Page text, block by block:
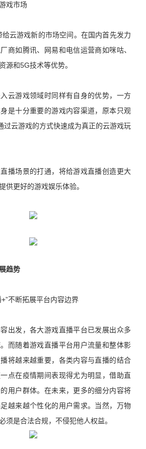
戏市场
云游戏新的市场空间。在国内首先发力
商如腾讯、网易和电信运营商如咪咕、
源和5G技术等优势。
云游戏领域时同样有自身的优势，一方
是十分重要的游戏内容渠道，原本只观
过云游戏的方式快速成为真正的云游戏玩
播场景的打通，将给游戏直播创造更大
供更好的游戏娱乐体验。
趋势
不断拓展平台内容边界
出发，各大游戏直播平台已发展出众多
而随着游戏直播平台用户流量和整体影
将越来越重要，各类内容与直播的结合
点在疫情期间表现得尤为明显，借助直
用户群体。在未来，更多的细分内容将
越来越个性化的用户需求。当然，万物
须是合法合规，不侵犯他人权益。